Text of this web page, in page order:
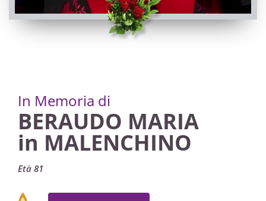
In Memoria di
BERAUDO MARIA
in MALENCHINO
Età 81